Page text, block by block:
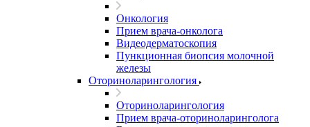
Онкология
Прием врача-онколога
Видеодерматоскопия
Пункционная биопсия молочной
железы
Оториноларингология
Оториноларингология
Прием врача-оториноларинголога